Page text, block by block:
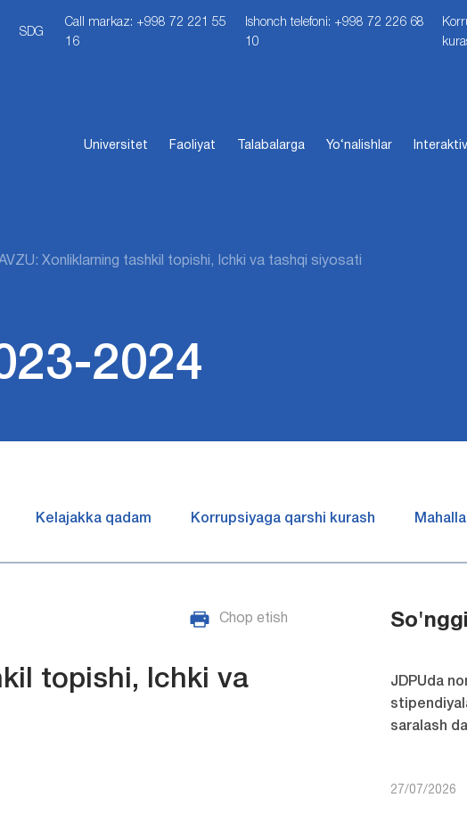
SDG
Call markaz: +998 72 221 55
16
Ishonch telefoni: +998 72 226 68
10
Universitet Faoliyat Talabalarga Yo‘nalishlar
Xonliklarning tashkil topishi, Ichki va tashqi siyosati
2024
Kelajakka qadam Korrupsiyaga qarshi kurash
Chop etish
topishi, Ichki va
JDPUda
saralash
27/07/2026